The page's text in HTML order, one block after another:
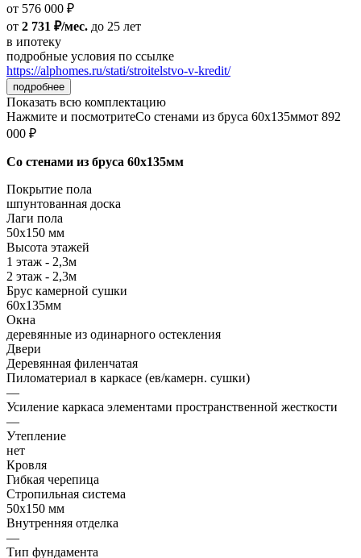
от 576 000 ₽
от 2 731 ₽/мес. до 25 лет
в ипотеку
подробные условия по ссылке
https://alphomes.ru/stati/stroitelstvo-v-kredit/
подробнее
Показать всю комплектацию
Нажмите и посмотритеСо стенами из бруса 60х135ммот 892
000 ₽
Со стенами из бруса 60х135мм
Покрытие пола
шпунтованная доска
Лаги пола
50х150 мм
Высота этажей
1 этаж - 2,3м
2 этаж - 2,3м
Брус камерной сушки
60х135мм
Окна
деревянные из одинарного остекления
Двери
Деревянная филенчатая
Пиломатериал в каркасе (ев/камерн. сушки)
—
Усиление каркаса элементами пространственной жесткости
—
Утепление
нет
Кровля
Гибкая черепица
Стропильная система
50х150 мм
Внутренняя отделка
—
Тип фундамента